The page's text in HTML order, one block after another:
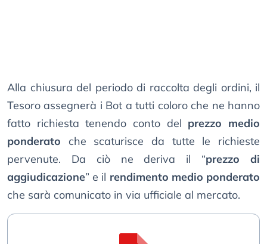
Alla chiusura del periodo di raccolta degli ordini, il
Tesoro assegnerà i Bot a tutti coloro che ne hanno
fatto richiesta tenendo conto del prezzo medio
ponderato che scaturisce da tutte le richieste
pervenute. Da ciò ne deriva il “prezzo di
aggiudicazione” e il rendimento medio ponderato
che sarà comunicato in via ufficiale al mercato.